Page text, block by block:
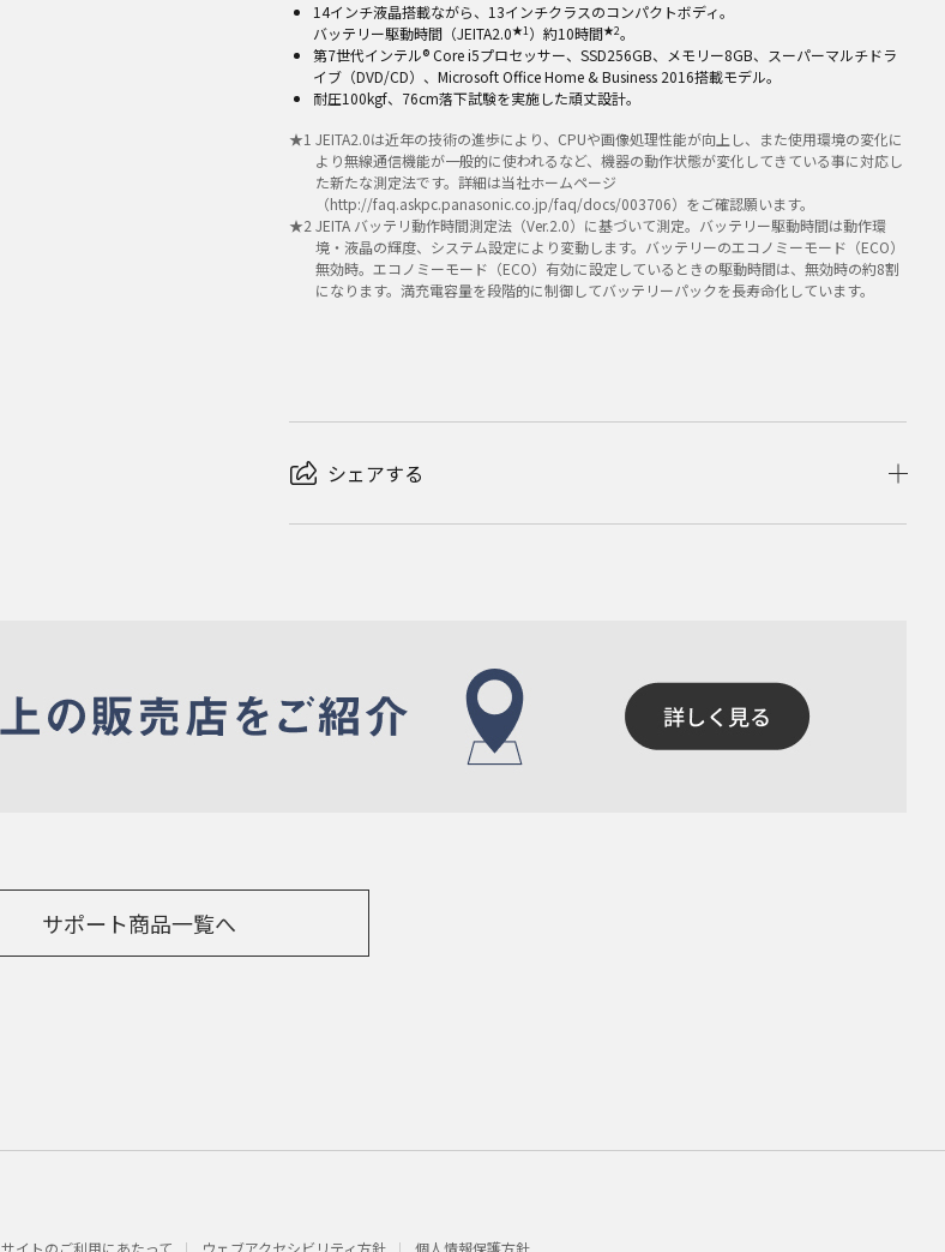
14インチ液晶搭載ながら、13インチクラスのコンパクトボディ。
バッテリー駆動時間（JEITA2.0★1 ）約10時間★2。
第7世代インテル® Core i5プロセッサー、SSD256GB、メモリー8GB、スーパーマルチドラ
イブ（DVD/CD）、Microsoft Office Home & Business 2016搭載モデル。
耐圧100kgf、76cm落下試験を実施した頑丈設計。
★1 JEITA2.0は近年の技術の進歩により、CPUや画像処理性能が向上し、また使用環境の変化に
より無線通信機能が一般的に使われるなど、機器の動作状態が変化してきている事に対応し
た新たな測定法です。詳細は当社ホームページ
（http://faq.askpc.panasonic.co.jp/faq/docs/003706）をご確認願います。
★2 JEITA バッテリ動作時間測定法（Ver.2.0）に基づいて測定。バッテリー駆動時間は動作環
境・液晶の輝度、システム設定により変動します。バッテリーのエコノミーモード（ECO）
無効時。エコノミーモード（ECO）有効に設定しているときの駆動時間は、無効時の約8割
になります。満充電容量を段階的に制御してバッテリーパックを長寿命化しています。
シェアする
サポート商品一覧へ
サイトのご利用にあたって ウェブアクセシビリティ方針 個人情報保護方針